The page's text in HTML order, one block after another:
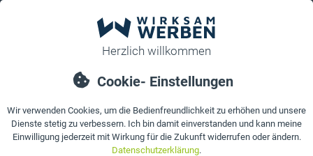
Startseite>Weltkarte Fototapete drucken